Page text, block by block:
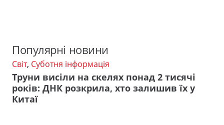
Популярні новини
Світ, Суботня інформація
Труни висіли на скелях понад 2 тисячі
років: ДНК розкрила, хто залишив їх у
Китаї